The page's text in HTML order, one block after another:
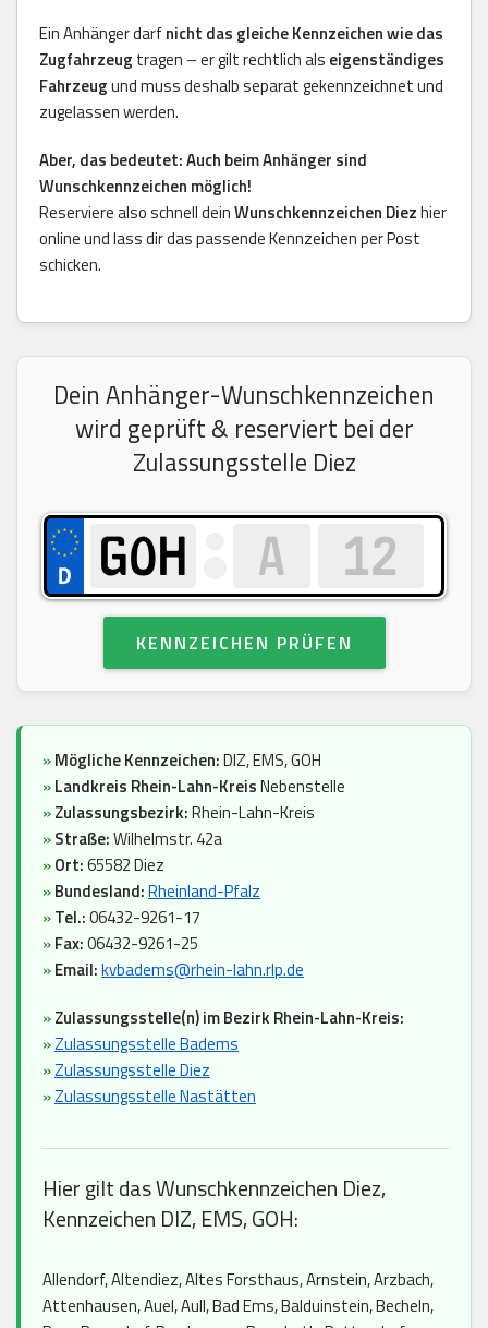
Ein Anhänger darfnicht das gleiche Kennzeichen wie das
Zugfahrzeug tragen – er gilt rechtlich als eigenständiges
Fahrzeugund muss deshalb separat gekennzeichnet und
zugelassen werden.
Aber, das bedeutet: Auch beim Anhänger sind
Wunschkennzeichen möglich!
Reserviere also schnell deinWunschkennzeichen Diezhier
online und lass dir das passende Kennzeichen per Post
schicken.
Dein Anhänger-Wunschkennzeichen
wird geprüft & reserviert bei der
Zulassungsstelle Diez
KENNZEICHEN PRÜFEN
»Mögliche Kennzeichen:DIZ, EMS, GOH
»Landkreis Rhein-Lahn-KreisNebenstelle
»Zulassungsbezirk:Rhein-Lahn-Kreis
»Straße:Wilhelmstr. 42a
»Ort:65582 Diez
»Bundesland:Rheinland-Pfalz
»Tel.:06432-9261-17
»Fax:06432-9261-25
»Email:kvbadems@rhein-lahn.rlp.de
»Zulassungsstelle(n) im Bezirk Rhein-Lahn-Kreis:
»Zulassungsstelle Badems
»Zulassungsstelle Diez
»Zulassungsstelle Nastätten
Hier gilt das Wunschkennzeichen Diez,
Kennzeichen DIZ, EMS, GOH:
Allendorf, Altendiez, Altes Forsthaus, Arnstein, Arzbach,
Attenhausen, Auel, Aull, Bad Ems, Balduinstein, Becheln,